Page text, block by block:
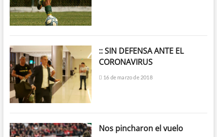
:: SIN DEFENSA ANTE EL
CORONAVIRUS
16 de marzo de 2018
Nos pincharon el vuelo